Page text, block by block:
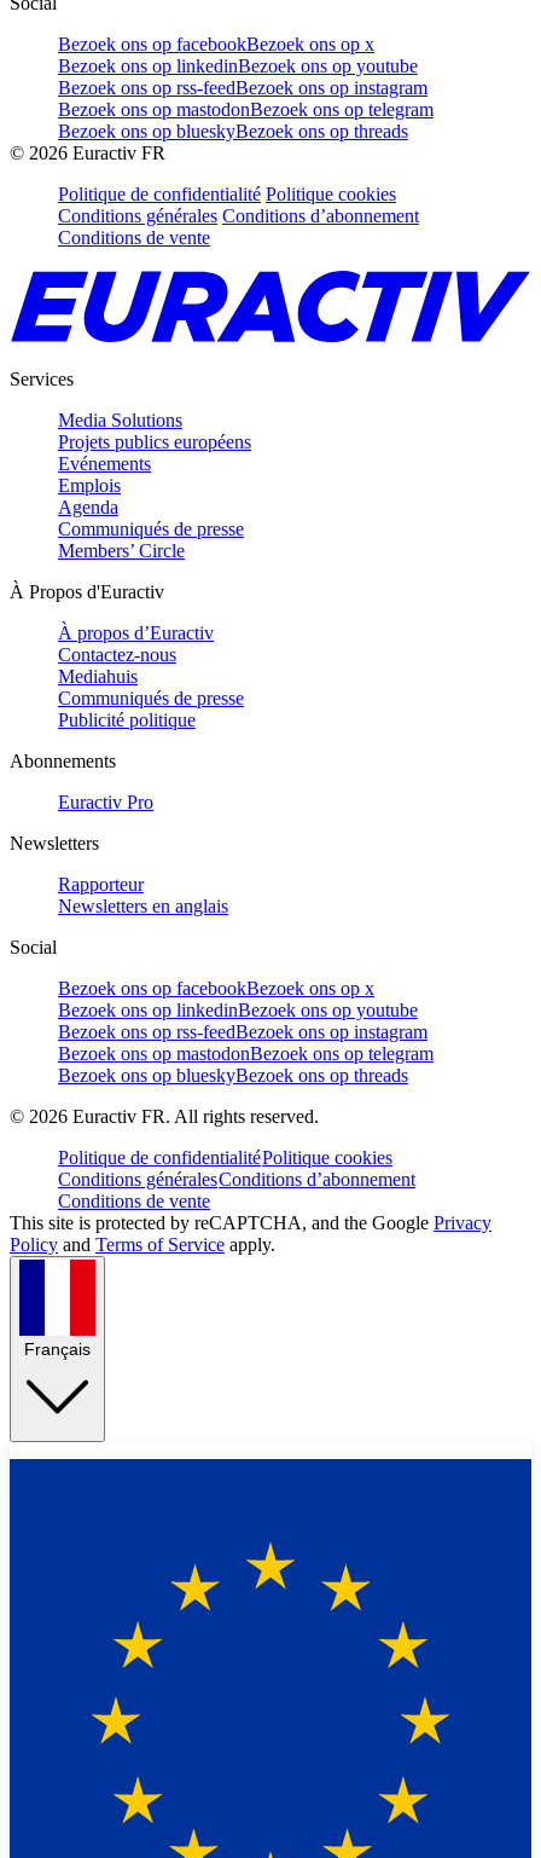
Bezoek ons op facebookBezoek ons op x
Bezoek ons op linkedinBezoek ons op youtube
Bezoek ons op rss-feedBezoek ons op instagram
Bezoek ons op mastodonBezoek ons op telegram
Bezoek ons op blueskyBezoek ons op threads
© 2026 Euractiv FR
Politique de confidentialité Politique cookies
Conditions générales Conditions d’abonnement
Conditions de vente
Services
Media Solutions
Projets publics européens
Evénements
Emplois
Agenda
Communiqués de presse
Members’ Circle
À Propos d'Euractiv
À propos d’Euractiv
Contactez-nous
Mediahuis
Communiqués de presse
Publicité politique
Abonnements
Euractiv Pro
Newsletters
Rapporteur
Newsletters en anglais
Social
Bezoek ons op facebookBezoek ons op x
Bezoek ons op linkedinBezoek ons op youtube
Bezoek ons op rss-feedBezoek ons op instagram
Bezoek ons op mastodonBezoek ons op telegram
Bezoek ons op blueskyBezoek ons op threads
© 2026 Euractiv FR. All rights reserved.
Politique de confidentialitéPolitique cookies
Conditions généralesConditions d’abonnement
Conditions de vente
This site is protected by reCAPTCHA, and the Google Privacy
Policy and Terms of Service apply.
Français